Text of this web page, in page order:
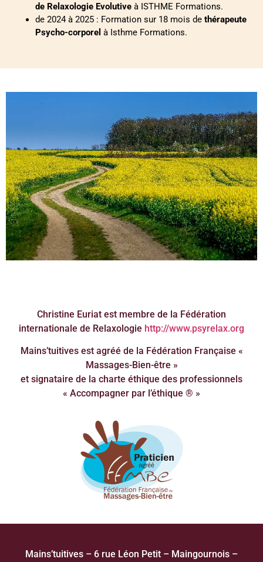
de Relaxologie Evolutive à ISTHME Formations.
de 2024 à 2025 : Formation sur 18 mois de thérapeute
Psycho-corporel à Isthme Formations.
Christine Euriat est membre de la Fédération
internationale de Relaxologie http://www.psyrelax.org
Mains’tuitives est agréé de la Fédération Française «
Massages-Bien-être »
et signataire de la charte éthique des professionnels
« Accompagner par l’éthique ® »
Mains’tuitives – 6 rue Léon Petit – Maingournois –